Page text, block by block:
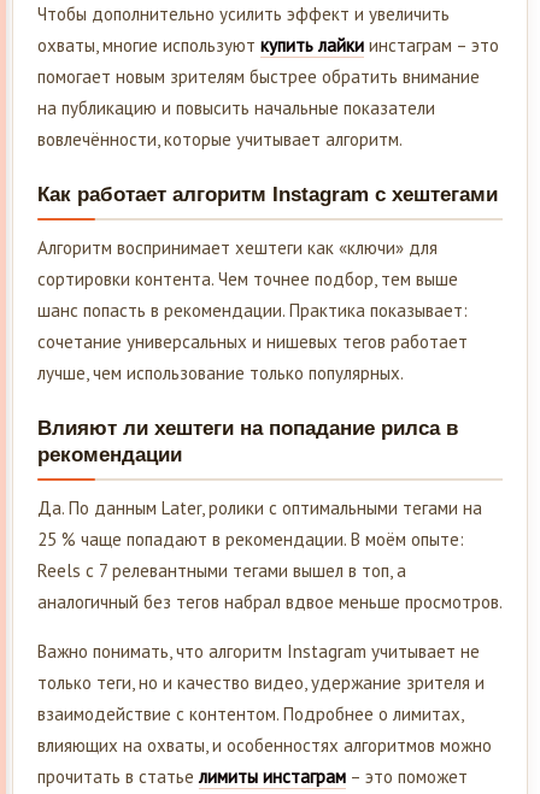
Чтобы дополнительно усилить эффект и увеличить
охваты, многие используют купить лайки инстаграм – это
помогает новым зрителям быстрее обратить внимание
на публикацию и повысить начальные показатели
вовлечённости, которые учитывает алгоритм.
Как работает алгоритм Instagram с хештегами
Алгоритм воспринимает хештеги как «ключи» для
сортировки контента. Чем точнее подбор, тем выше
шанс попасть в рекомендации. Практика показывает:
сочетание универсальных и нишевых тегов работает
лучше, чем использование только популярных.
Влияют ли хештеги на попадание рилса в
рекомендации
Да. По данным Later, ролики с оптимальными тегами на
25 % чаще попадают в рекомендации. В моём опыте:
Reels с 7 релевантными тегами вышел в топ, а
аналогичный без тегов набрал вдвое меньше просмотров.
Важно понимать, что алгоритм Instagram учитывает не
только теги, но и качество видео, удержание зрителя и
взаимодействие с контентом. Подробнее о лимитах,
влияющих на охваты, и особенностях алгоритмов можно
прочитать в статьелимиты инстаграм – это поможет